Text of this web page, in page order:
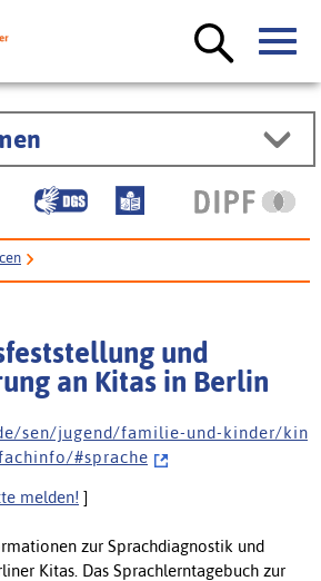
und
an Kitas in Berlin
e / s e n / j u g e n d / f a m i l i e - u n d - k i n d e r / k i n
c h i n f o / # s p r a c h e
melden! ]
zur Sprachdiagnostik und
Kitas. Das Sprachlerntagebuch zur